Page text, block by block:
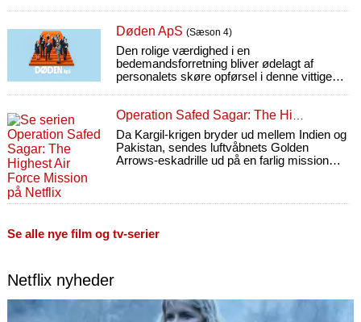
Døden ApS (Sæson 4)
Den rolige værdighed i en
bedemandsforretning bliver ødelagt af
personalets skøre opførsel i denne vittige
Da Kargil-krigen bryder ud mellem Indien og
Pakistan, sendes luftvåbnets Golden
Arrows-eskadrille ud på en farlig mission
Se alle nye film og tv-serier
Netflix nyheder